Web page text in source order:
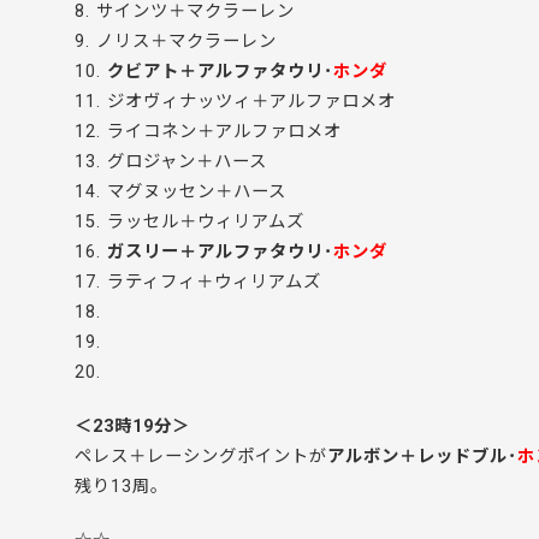
8. サインツ＋マクラーレン
9. ノリス＋マクラーレン
10. クビアト＋アルファタウリ･ホンダ
11. ジオヴィナッツィ＋アルファロメオ
12. ライコネン＋アルファロメオ
13. グロジャン＋ハース
14. マグヌッセン＋ハース
15. ラッセル＋ウィリアムズ
16. ガスリー＋アルファタウリ･ホンダ
17. ラティフィ＋ウィリアムズ
18.
19.
20.
＜23時19分＞
ペレス＋レーシングポイントがアルボン＋レッドブル･ホ
残り13周。